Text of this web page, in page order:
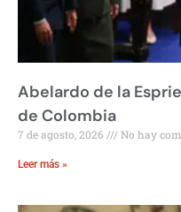
Abelardo de la
de Colombia
7 de agosto, 2026 No hay
Leer más »